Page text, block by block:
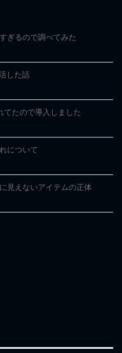
ぎるので調べてみた
した話
てたので導入しました
について
見えないアイテムの正体